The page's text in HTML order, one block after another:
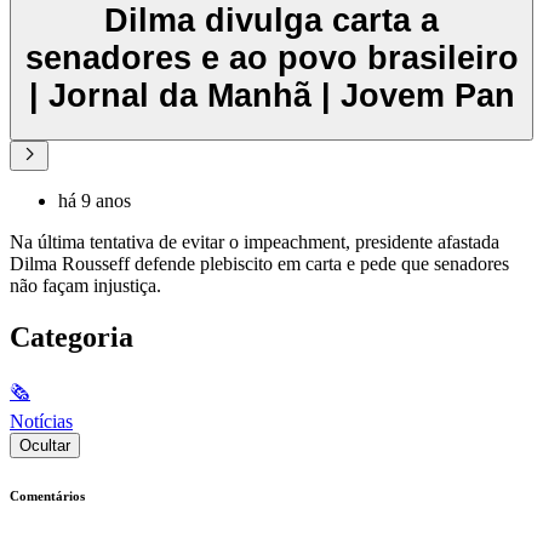
Dilma divulga carta a
senadores e ao povo brasileiro
| Jornal da Manhã | Jovem Pan
há 9 anos
Na última tentativa de evitar o impeachment, presidente afastada
Dilma Rousseff defende plebiscito em carta e pede que senadores
não façam injustiça.
Categoria
🗞
Notícias
Ocultar
Comentários